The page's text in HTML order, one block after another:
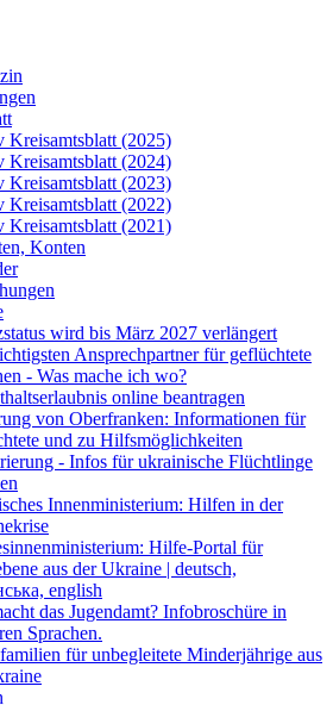
Kreisamtsblatt (2025)
Kreisamtsblatt (2024)
Kreisamtsblatt (2023)
Kreisamtsblatt (2022)
Kreisamtsblatt (2021)
Konten
wird bis März 2027 verlängert
Ansprechpartner für geflüchtete
- Was mache ich wo?
online beantragen
von Oberfranken: Informationen für
und zu Hilfsmöglichkeiten
- Infos für ukrainische Flüchtlinge
Innenministerium: Hilfen in der
Hilfe-Portal für
aus der Ukraine | deutsch,
english
das Jugendamt? Infobroschüre in
Sprachen.
für unbegleitete Minderjährige aus